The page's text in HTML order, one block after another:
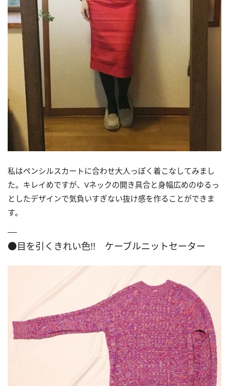
私はペンシルスカートに合わせ大人っぽく着こなしてみまし
た。キレイめですが、Vネックの開き具合と身幅広めのゆるっ
としたデザインで気負いすぎない抜け感を作ることができま
す。
●目を引くきれい色!! ケーブルニットセーター